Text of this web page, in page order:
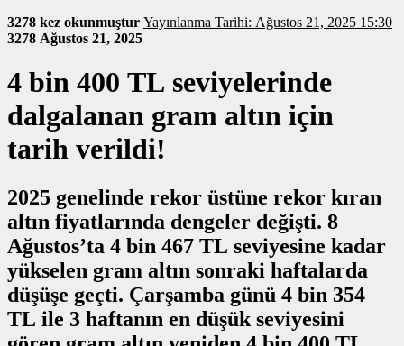
3278 kez okunmuştur
Yayınlanma Tarihi: Ağustos 21, 2025 15:30
3278 Ağustos 21, 2025
4 bin 400 TL seviyelerinde
dalgalanan gram altın için
tarih verildi!
2025 genelinde rekor üstüne rekor kıran
altın fiyatlarında dengeler değişti. 8
Ağustos’ta 4 bin 467 TL seviyesine kadar
yükselen gram altın sonraki haftalarda
düşüşe geçti. Çarşamba günü 4 bin 354
TL ile 3 haftanın en düşük seviyesini